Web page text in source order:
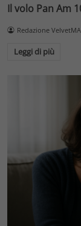
Il volo Pan Am
Redazione
Leggi di più